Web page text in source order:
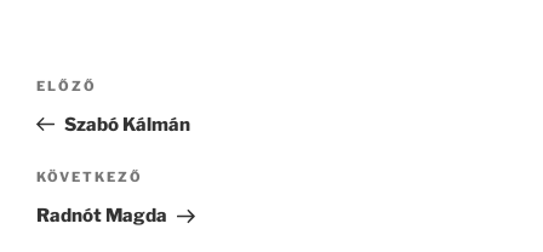
Bejegyzés
Korábbi
bejegyzés
ELŐZŐ
Szabó Kálmán
Következő
bejegyzés
KÖVETKEZŐ
Radnót Magda